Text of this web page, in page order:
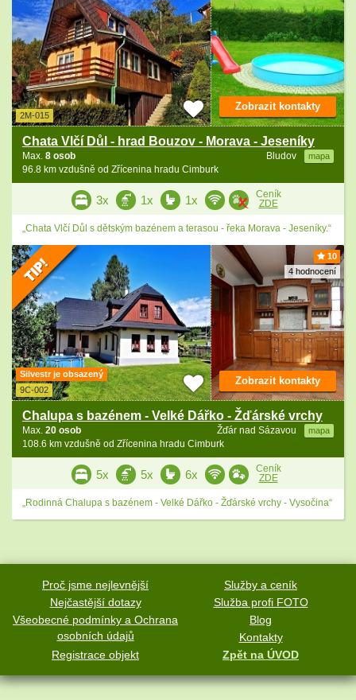
2M-015
Chata Vlčí Důl - hrad Bouzov - Morava - Jeseníky
Bludov mapa
Max. 8 osob
96.8 km vzdušně od Zřícenina hradu Cimburk
Zobrazit kontakty
3x 1x 1x
Ceník
ZDE
„Chata Vlčí Důl s dětským bazénem a terasou - řeka Morava - Jeseníky.“
10
4 hodnocení
Silvestr je obsazený
9C-002
Chalupa s bazénem - Velké Dářko - Žďárské vrchy
Žďár nad Sázavou mapa
Max. 20 osob
108.6 km vzdušně od Zřícenina hradu Cimburk
Zobrazit kontakty
5x 5x 6x
Ceník
ZDE
„Rodinná Chalupa s bazénem - Velké Dářko - Žďárské vrchy - Vysočina“
Proč jsme nejlevnější
Služby a ceník
Nejčastější dotazy
Služba profi FOTO
Všeobecné podmínky a Ochrana
osobních údajů
Blog
Kontakty
Registrace objekt
Zpět na ÚVOD